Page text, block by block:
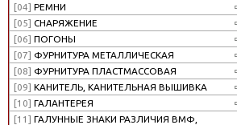
[04] РЕМНИ
[05] СНАРЯЖЕНИЕ
[06] ПОГОНЫ
[07] ФУРНИТУРА МЕТАЛЛИЧЕСКАЯ
[08] ФУРНИТУРА ПЛАСТМАССОВАЯ
[09] КАНИТЕЛЬ, КАНИТЕЛЬНАЯ ВЫШИВКА
[10] ГАЛАНТЕРЕЯ
[11] ГАЛУННЫЕ ЗНАКИ РАЗЛИЧИЯ ВМФ,